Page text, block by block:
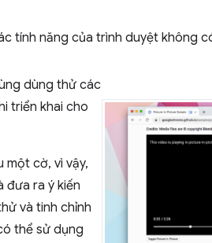
tính năng của trình duyệt không
dùng thử các
triển khai cho
một cờ, vì vậy,
đưa ra ý kiến
và tinh chỉnh
thể sử dụng